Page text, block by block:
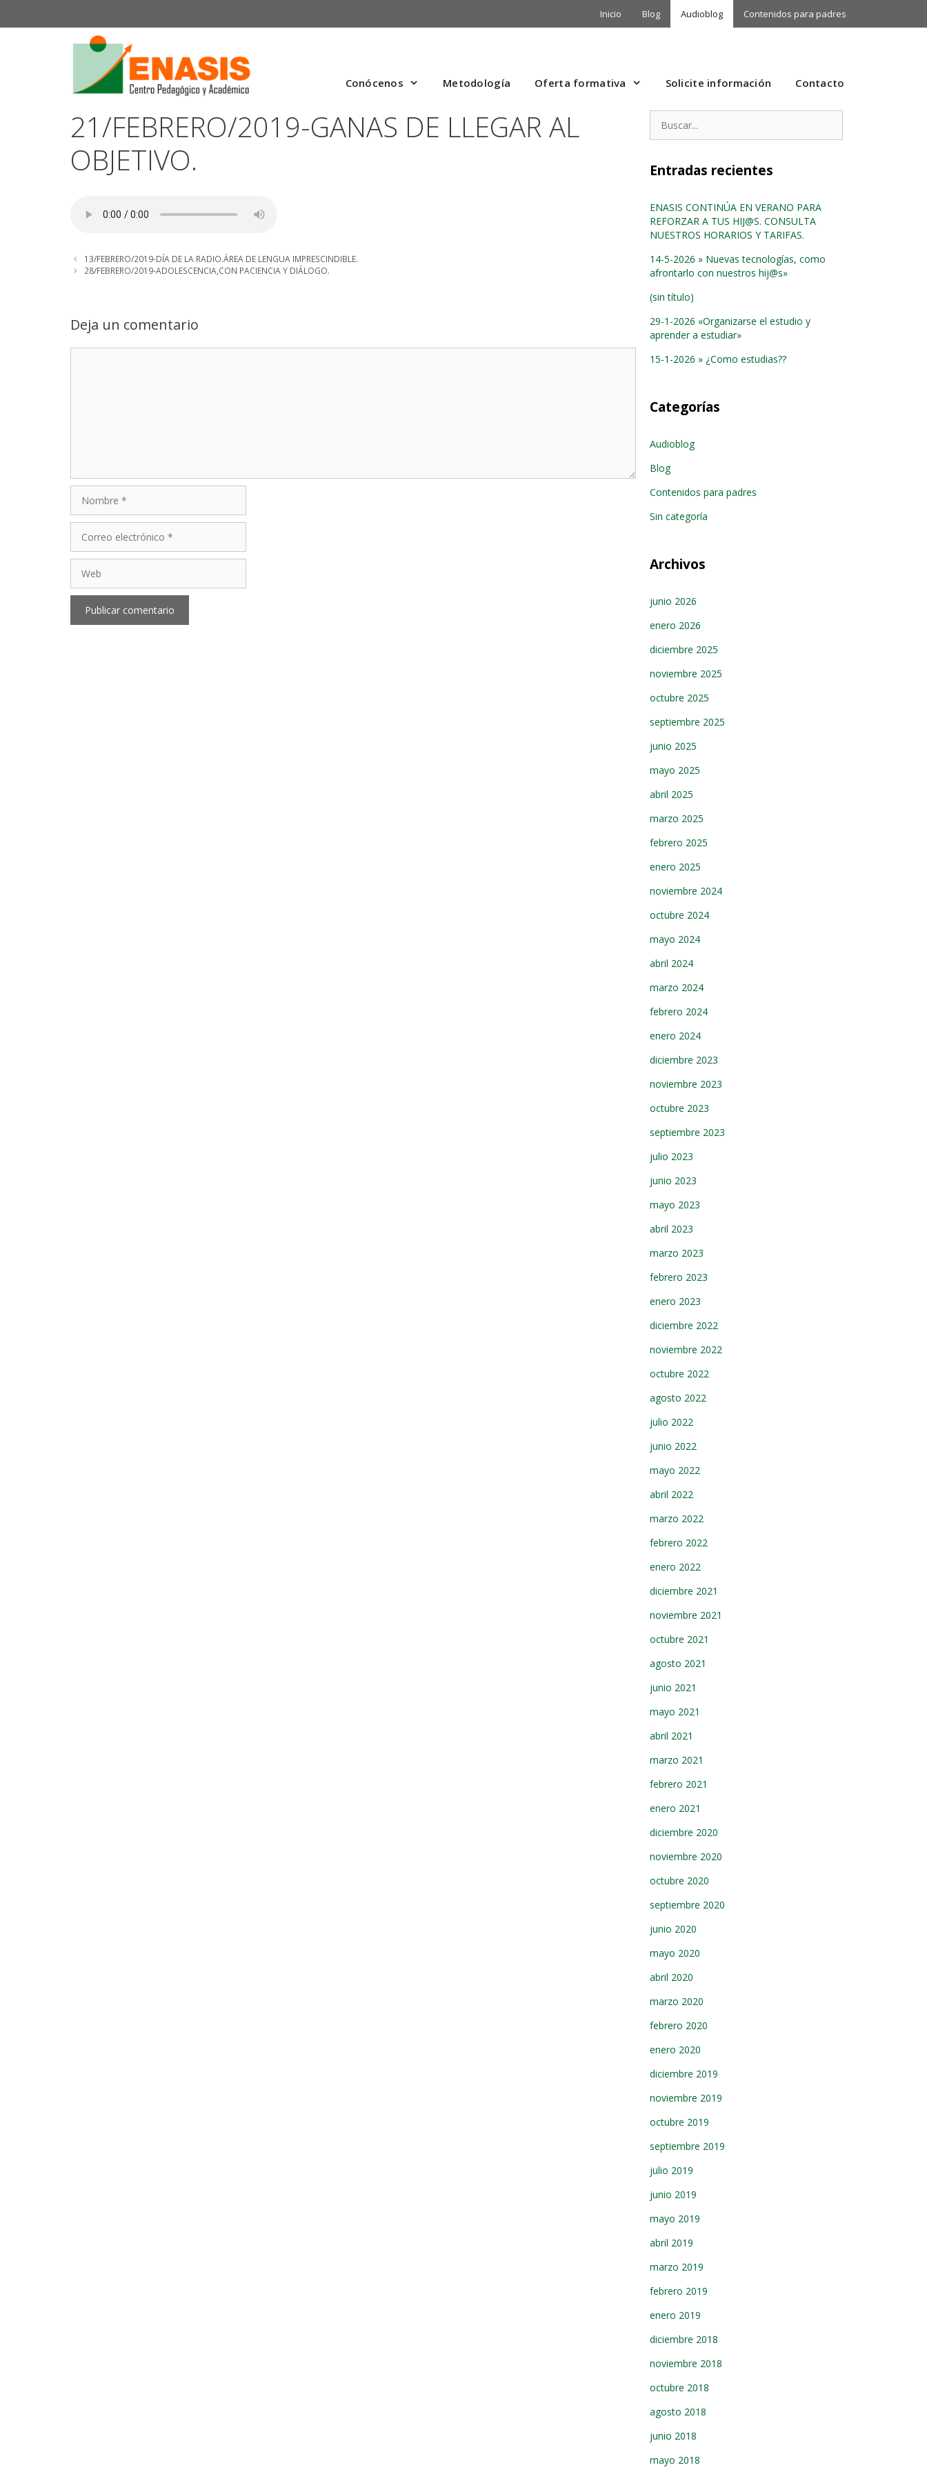
Inicio Blog Audioblog Contenidos para padres
Conócenos Metodología Oferta formativa Solicite información Contacto
21/FEBRERO/2019-GANAS DE LLEGAR AL
OBJETIVO.
13/FEBRERO/2019-DÍA DE LA RADIO.ÁREA DE LENGUA IMPRESCINDIBLE.
28/FEBRERO/2019-ADOLESCENCIA,CON PACIENCIA Y DIÁLOGO.
Deja un comentario
electrónico
Entradas recientes
ENASIS CONTINÚA EN VERANO PARA
REFORZAR A TUS HIJ@S. CONSULTA
NUESTROS HORARIOS Y TARIFAS.
14-5-2026 » Nuevas tecnologías, como
afrontarlo con nuestros hij@s»
(sin título)
29-1-2026 «Organizarse el estudio y
aprender a estudiar»
15-1-2026 » ¿Como estudias??
Categorías
Audioblog
Blog
Contenidos para padres
Sin categoría
Archivos
junio 2026
enero 2026
diciembre 2025
noviembre 2025
octubre 2025
septiembre 2025
junio 2025
mayo 2025
abril 2025
marzo 2025
febrero 2025
enero 2025
noviembre 2024
octubre 2024
mayo 2024
abril 2024
marzo 2024
febrero 2024
enero 2024
diciembre 2023
noviembre 2023
octubre 2023
septiembre 2023
julio 2023
junio 2023
mayo 2023
abril 2023
marzo 2023
febrero 2023
enero 2023
diciembre 2022
noviembre 2022
octubre 2022
agosto 2022
julio 2022
junio 2022
mayo 2022
abril 2022
marzo 2022
febrero 2022
enero 2022
diciembre 2021
noviembre 2021
octubre 2021
agosto 2021
junio 2021
mayo 2021
abril 2021
marzo 2021
febrero 2021
enero 2021
diciembre 2020
noviembre 2020
octubre 2020
septiembre 2020
junio 2020
mayo 2020
abril 2020
marzo 2020
febrero 2020
enero 2020
diciembre 2019
noviembre 2019
octubre 2019
septiembre 2019
julio 2019
junio 2019
mayo 2019
abril 2019
marzo 2019
febrero 2019
enero 2019
diciembre 2018
noviembre 2018
octubre 2018
agosto 2018
junio 2018
mayo 2018